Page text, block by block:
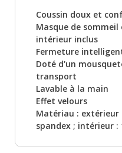
Coussin doux et
Masque de
intérieur inclus
Fermeture
Doté d'un
transport
Lavable à la main
Effet velours
Matériau : extérieur
spandex ; intérieur :